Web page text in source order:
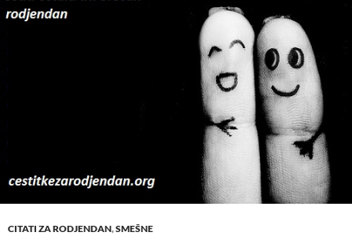
CITATI ZA RODJENDAN,SMEŠNE